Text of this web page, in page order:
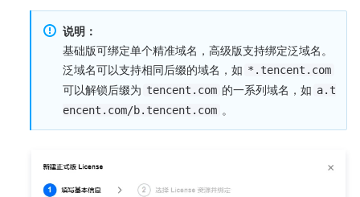
说明：
基础版可绑定单个精准域名，高级版支持绑定泛域名。
泛域名可以支持相同后缀的域名，如 *.tencent.com
可以解锁后缀为 tencent.com 的一系列域名，如 a.t
encent.com/b.tencent.com 。